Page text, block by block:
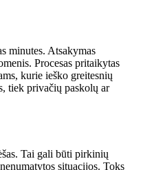
minutes. Atsakymas
Procesas pritaikytas
kurie ieško greitesnių
tiek privačių paskolų ar
Tai gali būti pirkinių
situacijos. Toks